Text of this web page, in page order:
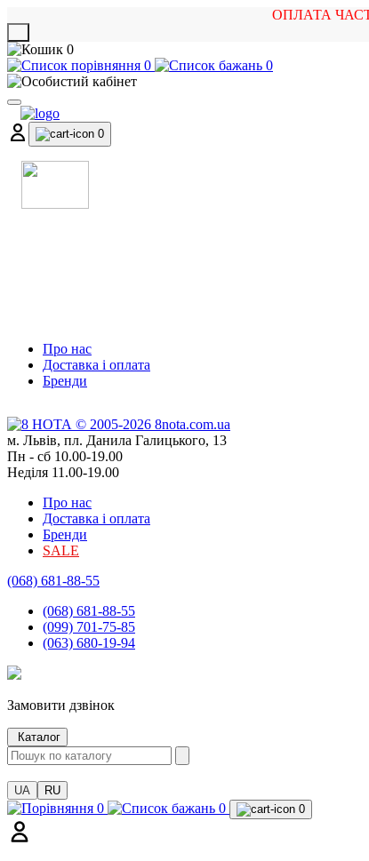
ОПЛАТА
0
0
0
0
Про нас
Доставка і оплата
Бренди
м. Львів, пл. Данила Галицького, 13
Пн - сб 10.00-19.00
Неділя 11.00-19.00
Про нас
Доставка і оплата
Бренди
SALE
(068) 681-88-55
(068) 681-88-55
(099) 701-75-85
(063) 680-19-94
Замовити дзвінок
Каталог
UA RU
0 0 0